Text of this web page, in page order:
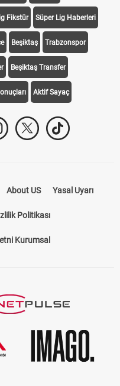
At Yarışı
Fikstür Süper Lig Haberleri
Beşiktaş Trabzonspor
Beşiktaş Transfer
Aktif Sayaç